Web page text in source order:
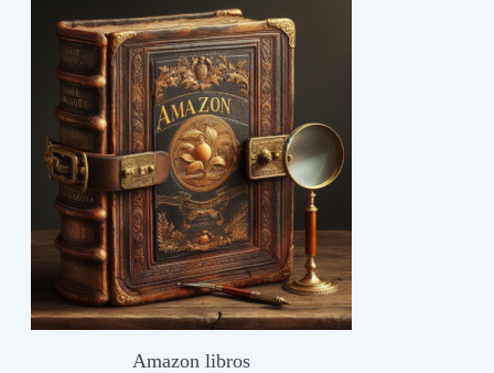
Amazon libros